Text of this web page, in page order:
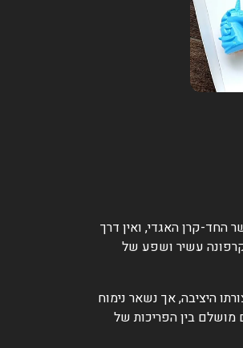
החד-קרן האגדי, ואין דרך
שקדים פריך, קרם מסקרפונה עשיר ושפע של
היציבה, אך נשאר נימוח
מושלם בין הפריכות של